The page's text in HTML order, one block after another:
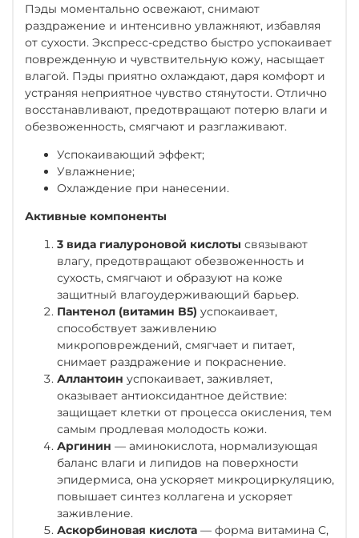
Пэды моментально освежают, снимают
раздражение и интенсивно увлажняют, избавляя
от сухости. Экспресс-средство быстро успокаивает
поврежденную и чувствительную кожу, насыщает
влагой. Пэды приятно охлаждают, даря комфорт и
устраняя неприятное чувство стянутости. Отлично
восстанавливают, предотвращают потерю влаги и
обезвоженность, смягчают и разглаживают.
Успокаивающий эффект;
Увлажнение;
Охлаждение при нанесении.
Активные компоненты
3 вида гиалуроновой кислоты связывают
влагу, предотвращают обезвоженность и
сухость, смягчают и образуют на коже
защитный влагоудерживающий барьер.
Пантенол (витамин B5) успокаивает,
способствует заживлению
микроповреждений, смягчает и питает,
снимает раздражение и покраснение.
Аллантоин успокаивает, заживляет,
оказывает антиоксидантное действие:
защищает клетки от процесса окисления, тем
самым продлевая молодость кожи.
Аргинин — аминокислота, нормализующая
баланс влаги и липидов на поверхности
эпидермиса, она ускоряет микроциркуляцию,
повышает синтез коллагена и ускоряет
заживление.
Аскорбиновая кислота — форма витамина C,